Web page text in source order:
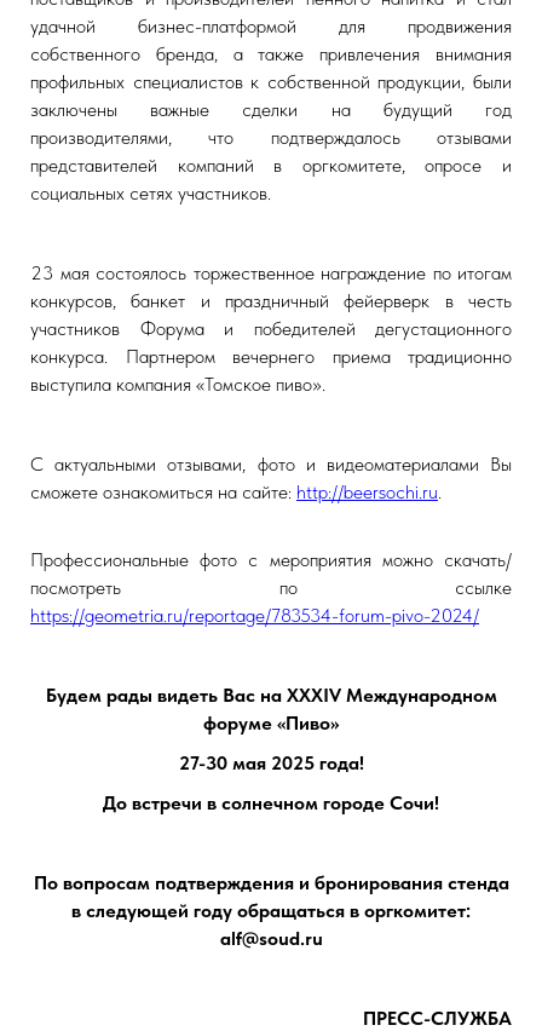
удачной бизнес-платформой для продвижения
собственного бренда, а также привлечения внимания
профильных специалистов к собственной продукции, были
заключены важные сделки на будущий год
производителями, что подтверждалось отзывами
представителей компаний в оргкомитете, опросе и
социальных сетях участников.
23 мая состоялось торжественное награждение по итогам
конкурсов, банкет и праздничный фейерверк в честь
участников Форума и победителей дегустационного
конкурса. Партнером вечернего приема традиционно
выступила компания «Томское пиво».
С актуальными отзывами, фото и видеоматериалами Вы
сможете ознакомиться на сайте: http://beersochi.ru.
Профессиональные фото с мероприятия можно скачать/
посмотреть по ссылке
https://geometria.ru/reportage/783534-forum-pivo-2024/
Будем рады видеть Вас на XХXIV Международном
форуме «Пиво»
27-30мая 2025года!
До встречи в солнечном городе Сочи!
По вопросам подтверждения и бронирования стенда
в следующей году обращаться в оргкомитет:
alf@soud.ru
ПРЕСС-СЛУЖБА